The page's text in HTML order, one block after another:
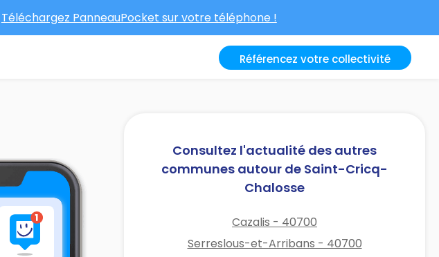
Téléchargez PanneauPocket sur votre téléphone !
Référencez votre collectivité
Consultez l'actualité des autres
communes autour de Saint-Cricq-
Chalosse
Cazalis - 40700
Serreslous-et-Arribans - 40700